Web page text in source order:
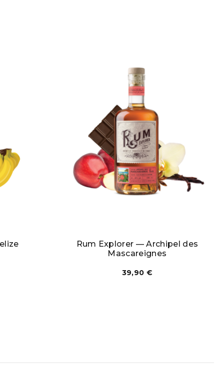
Rum Explorer — Archipel des
Mascareignes
39,90 €